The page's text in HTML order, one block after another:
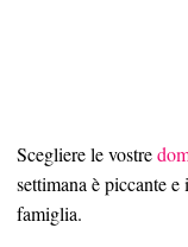
Scegliere le vostre
settimana è piccante
famiglia.